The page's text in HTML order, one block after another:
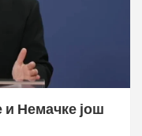
Немачке још